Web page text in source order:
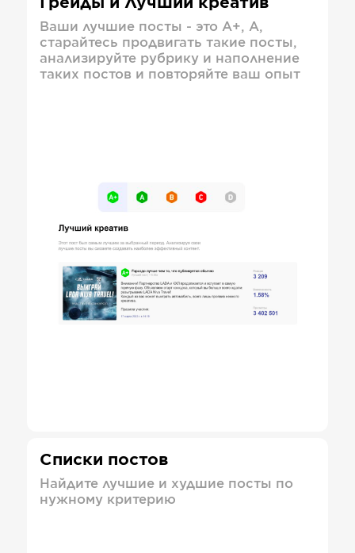
Грейды и Лучший креатив
Ваши лучшие посты - это А+, А,
старайтесь продвигать такие посты,
анализируйте рубрику и наполнение
таких постов и повторяйте ваш опыт
Списки постов
Найдите лучшие и худшие посты по
нужному критерию